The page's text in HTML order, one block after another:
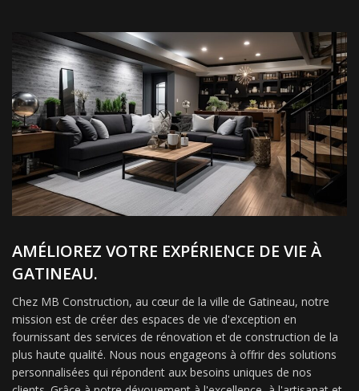
AMÉLIOREZ VOTRE EXPÉRIENCE DE VIE À
GATINEAU.
Chez MB Construction, au cœur de la ville de Gatineau, notre
mission est de créer des espaces de vie d'exception en
fournissant des services de rénovation et de construction de la
plus haute qualité. Nous nous engageons à offrir des solutions
personnalisées qui répondent aux besoins uniques de nos